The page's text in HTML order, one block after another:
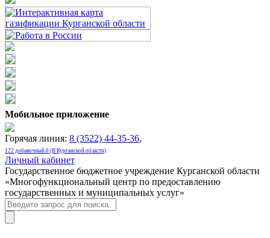
Мобильное приложение
Горячая линия: 8 (3522) 44-35-36,
122 добавочный 0 (В Курганской области)
Личный кабинет
Государственное бюджетное учреждение Курганской области
«Многофункциональный центр по предоставлению
государственных и муниципальных услуг»